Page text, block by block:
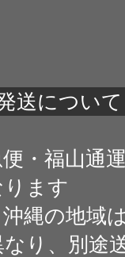
送について
便・福山通
ます
沖縄の地域
り、別途